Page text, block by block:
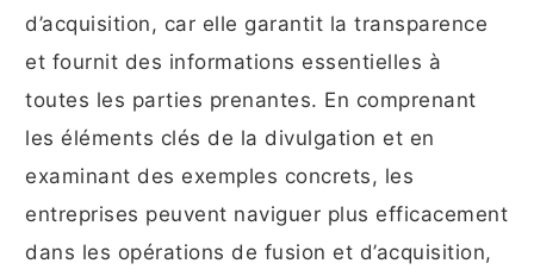
d’acquisition, car elle garantit la transparence
et fournit des informations essentielles à
toutes les parties prenantes. En comprenant
les éléments clés de la divulgation et en
examinant des exemples concrets, les
entreprises peuvent naviguer plus efficacement
dans les opérations de fusion et d’acquisition,